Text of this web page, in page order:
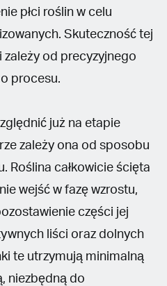
płci roślin w celu
Skuteczność tej
od precyzyjnego
procesu.
już na etapie
zależy ona od sposobu
Roślina całkowicie ścięta
wejść w fazę wzrostu,
części jej
liści oraz dolnych
te utrzymują minimalną
niezbędną do